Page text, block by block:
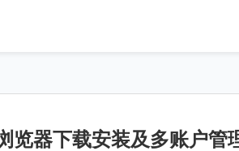
览器下载安装及多账户管